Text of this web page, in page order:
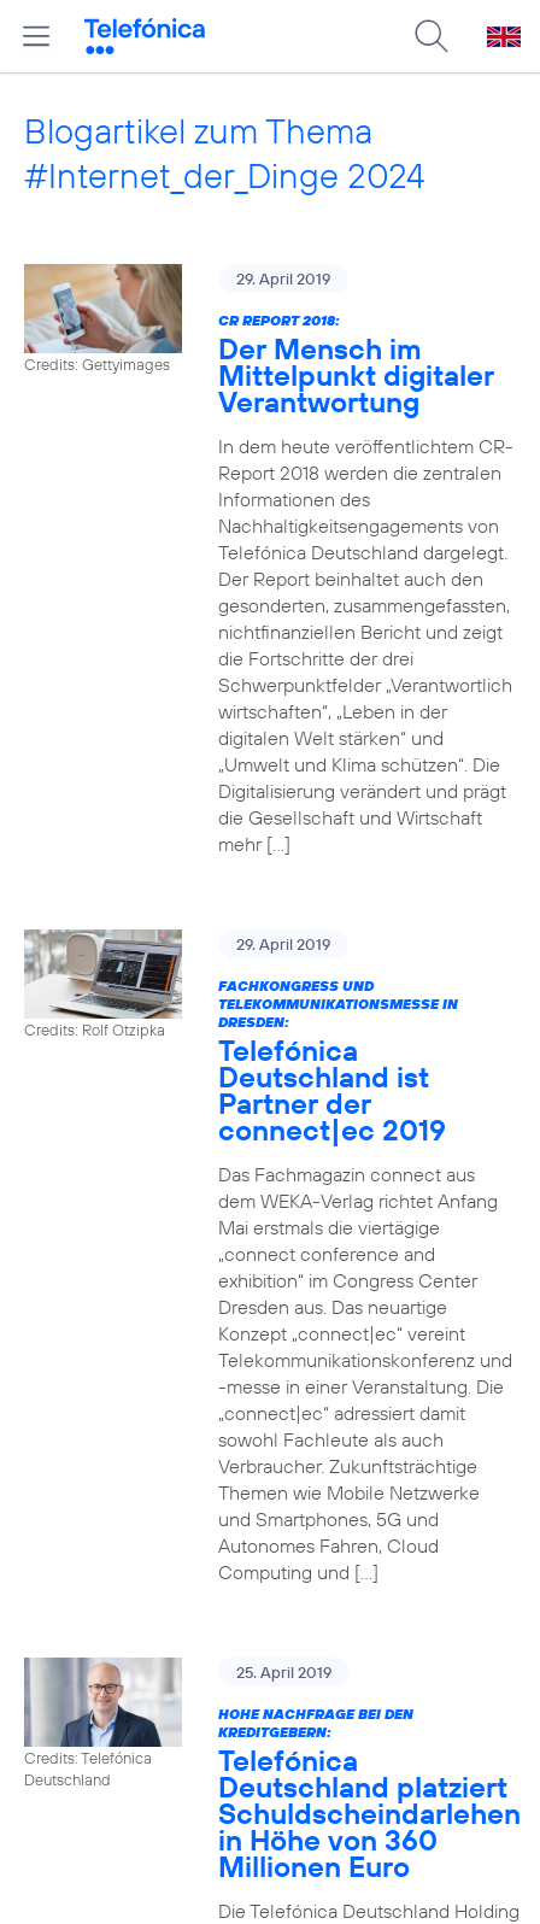
Blogartikel zum Thema
#Internet_der_Dinge 2024
Credits: Gettyimages
29. April 2019
CR REPORT 2018:
Der Mensch im
Mittelpunkt digitaler
Verantwortung
In dem heute veröffentlichtem CR-
Report 2018 werden die zentralen
Informationen des
Nachhaltigkeitsengagements von
Telefónica Deutschland dargelegt.
Der Report beinhaltet auch den
gesonderten, zusammengefassten,
nichtfinanziellen Bericht und zeigt
die Fortschritte der drei
Schwerpunktfelder „Verantwortlich
wirtschaften“, „Leben in der
digitalen Welt stärken“ und
„Umwelt und Klima schützen“. Die
Digitalisierung verändert und prägt
die Gesellschaft und Wirtschaft
mehr […]
Credits: Rolf Otzipka
29. April 2019
FACHKONGRESS UND
TELEKOMMUNIKATIONSMESSE IN
DRESDEN:
Telefónica
Deutschland ist
Partner der
connect|ec 2019
Das Fachmagazin connect aus
dem WEKA-Verlag richtet Anfang
Mai erstmals die viertägige
„connect conference and
exhibition“ im Congress Center
Dresden aus. Das neuartige
Konzept „connect|ec“ vereint
Telekommunikationskonferenz und
-messe in einer Veranstaltung. Die
„connect|ec“ adressiert damit
sowohl Fachleute als auch
Verbraucher. Zukunftsträchtige
Themen wie Mobile Netzwerke
und Smartphones, 5G und
Autonomes Fahren, Cloud
Computing und […]
Credits: Telefónica
Deutschland
25. April 2019
HOHE NACHFRAGE BEI DEN
KREDITGEBERN:
Telefónica
Deutschland platziert
Schuldscheindarlehen
in Höhe von 360
Millionen Euro
Die Telefónica Deutschland Holding